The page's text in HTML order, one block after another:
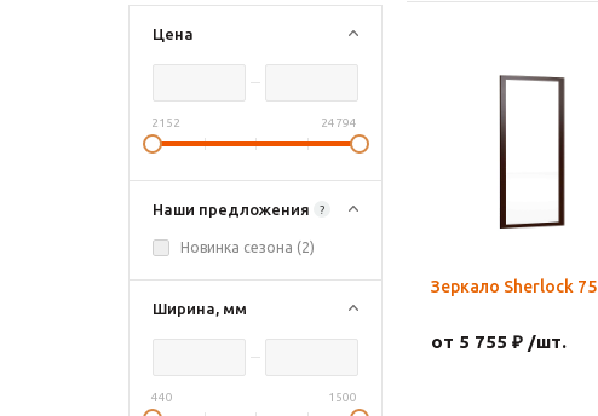
Цена
2152 24794
Наши предложения ?
Новинка сезона (2)
Ширина, мм
440 1500
Зеркало Sherlock 75
от 5 755 ₽ /шт.